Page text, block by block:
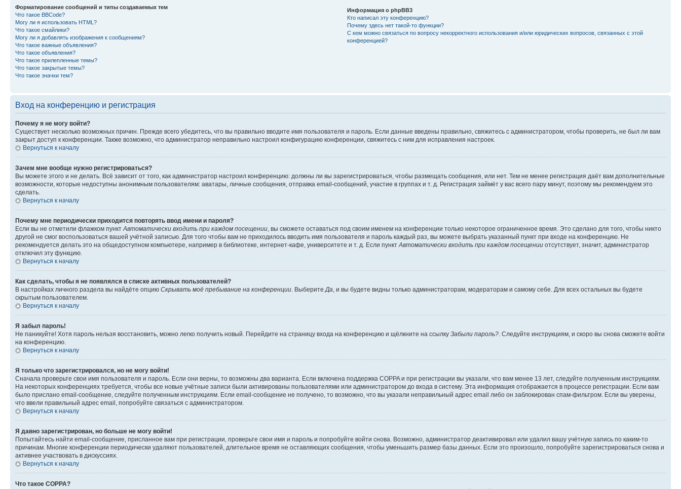
Форматирование сообщений и типы создаваемых тем
Что такое BBCode?
Могу ли я использовать HTML?
Что такое смайлики?
Могу ли я добавлять изображения к сообщениям?
Что такое важные объявления?
Что такое объявления?
Что такое прилепленные темы?
Что такое закрытые темы?
Что такое значки тем?
Информация о phpBB3
Кто написал эту конференцию?
Почему здесь нет такой-то функции?
С кем можно связаться по вопросу некорректного использования и/или юридических вопросов, связанных с этой
конференцией?
Вход на конференцию и регистрация
Почему я не могу войти?
Существует несколько возможных причин. Прежде всего убедитесь, что вы правильно вводите имя пользователя и пароль. Если данные введены правильно, свяжитесь с администратором, чтобы проверить, не был ли вам
закрыт доступ к конференции. Также возможно, что администратор неправильно настроил конфигурацию конференции, свяжитесь с ним для исправления настроек.
Вернуться к началу
Зачем мне вообще нужно регистрироваться?
Вы можете этого и не делать. Всё зависит от того, как администратор настроил конференцию: должны ли вы зарегистрироваться, чтобы размещать сообщения, или нет. Тем не менее регистрация даёт вам дополнительные
возможности, которые недоступны анонимным пользователям: аватары, личные сообщения, отправка email-сообщений, участие в группах и т. д. Регистрация займёт у вас всего пару минут, поэтому мы рекомендуем это
сделать.
Вернуться к началу
Почему мне периодически приходится повторять ввод имени и пароля?
Если вы не отметили флажком пункт Автоматически входить при каждом посещении , вы сможете оставаться под своим именем на конференции только некоторое ограниченное время. Это сделано для того, чтобы никто
другой не смог воспользоваться вашей учётной записью. Для того чтобы вам не приходилось вводить имя пользователя и пароль каждый раз, вы можете выбрать указанный пункт при входе на конференцию. Не
рекомендуется делать это на общедоступном компьютере, например в библиотеке, интернет-кафе, университете и т. д. Если пункт Автоматически входить при каждом посещении отсутствует, значит, администратор
отключил эту функцию.
Вернуться к началу
Как сделать, чтобы я не появлялся в списке активных пользователей?
В настройках личного раздела вы найдёте опцию Скрывать моё пребывание на конференции . Выберите Да , и вы будете видны только администраторам, модераторам и самому себе. Для всех остальных вы будете
скрытым пользователем.
Вернуться к началу
Я забыл пароль!
Не паникуйте! Хотя пароль нельзя восстановить, можно легко получить новый. Перейдите на страницу входа на конференцию и щёлкните на ссылку Забыли пароль? . Следуйте инструкциям, и скоро вы снова сможете войти
на конференцию.
Вернуться к началу
Я только что зарегистрировался, но не могу войти!
Сначала проверьте свои имя пользователя и пароль. Если они верны, то возможны два варианта. Если включена поддержка COPPA и при регистрации вы указали, что вам менее 13 лет, следуйте полученным инструкциям.
На некоторых конференциях требуется, чтобы все новые учётные записи были активированы пользователями или администратором до входа в систему. Эта информация отображается в процессе регистрации. Если вам
было прислано email-сообщение, следуйте полученным инструкциям. Если email-сообщение не получено, то возможно, что вы указали неправильный адрес email либо он заблокирован спам-фильтром. Если вы уверены,
что ввели правильный адрес email, попробуйте связаться с администратором.
Вернуться к началу
Я давно зарегистрирован, но больше не могу войти!
Попытайтесь найти email-сообщение, присланное вам при регистрации, проверьте свои имя и пароль и попробуйте войти снова. Возможно, администратор деактивировал или удалил вашу учётную запись по каким-то
причинам. Многие конференции периодически удаляют пользователей, длительное время не оставляющих сообщения, чтобы уменьшить размер базы данных. Если это произошло, попробуйте зарегистрироваться снова и
активнее участвовать в дискуссиях.
Вернуться к началу
Что такое COPPA?